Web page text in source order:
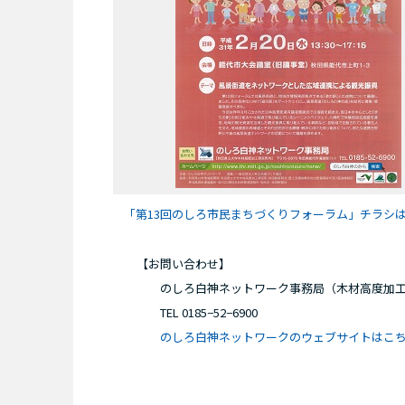
「第13回のしろ市民まちづくりフォーラム」チラシ
【お問い合わせ】
のしろ白神ネットワーク事務局（木材高度加工
TEL 0185−52−6900
のしろ白神ネットワークのウェブサイトはこ